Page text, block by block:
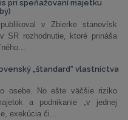
pri speňažovaní majetku
v Zbierke stanovísk
SR rozhodnutie, ktoré prináša
„štandard“ vlastníctva
osebe. No ešte väčšie riziko
a podnikanie „v jednej
exekúcia či...